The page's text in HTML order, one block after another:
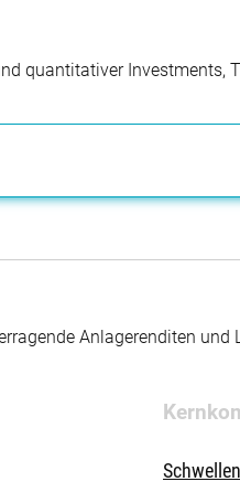
quantitativer Investments,
Anlagerenditen und